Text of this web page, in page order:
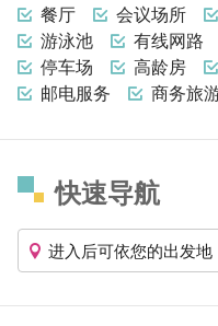
餐厅 会议场所
游泳池
有线网路
停车场
高龄房
邮电服务
商务旅
快速导航
进入后可依您的出发